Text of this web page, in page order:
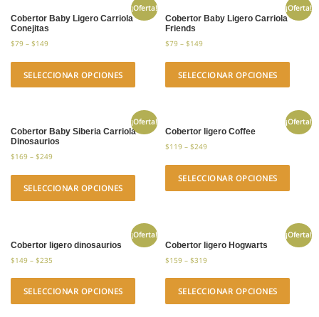
¡Oferta!
Cobertor Baby Ligero Carriola
Conejitas
$79 – $149
SELECCIONAR OPCIONES
¡Oferta!
Cobertor Baby Ligero Carriola
Friends
$79 –$149
SELECCIONAR OPCIONES
¡Oferta!
Cobertor Baby Siberia Carriola
Dinosaurios
$169 – $249
SELECCIONAR OPCIONES
¡Oferta!
Cobertor ligero Coffee
$119 –$249
SELECCIONAR OPCIONES
¡Oferta!
Cobertor ligero dinosaurios
$149 – $235
SELECCIONAR OPCIONES
¡Oferta!
Cobertor ligero Hogwarts
$159 –$319
SELECCIONAR OPCIONES